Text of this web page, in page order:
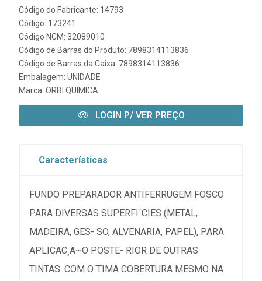
Código do Fabricante: 14793
Código: 173241
Código NCM: 32089010
Código de Barras do Produto: 7898314113836
Código de Barras da Caixa: 7898314113836
Embalagem: UNIDADE
Marca: ORBI QUIMICA
LOGIN P/ VER PREÇO
Características
FUNDO PREPARADOR ANTIFERRUGEM FOSCO
PARA DIVERSAS SUPERFI´CIES (METAL,
MADEIRA, GES- SO, ALVENARIA, PAPEL), PARA
APLICAC¸A~O POSTE- RIOR DE OUTRAS
TINTAS. COM O´TIMA COBERTURA MESMO NA